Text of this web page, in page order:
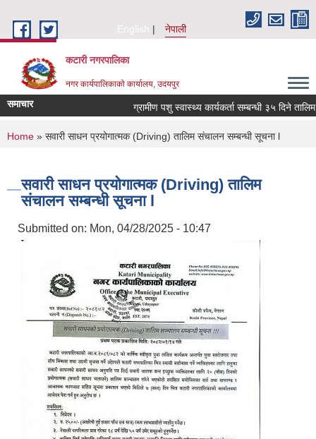
English
नेपाली
कटारी नगरपालिका
नगर कार्यपालिकाको कार्यालय, उदयपुर
समाचार ग्रामीण पशु स्वास्थ्य कार्यकर्ता सम्बन्धी ३५ दिने
You are here
Home » सवारी साधन प्रयोगात्मक (Driving) तालिम संचालन सम्बन्धी सूचना l
सवारी साधन प्रयोगात्मक (Driving) तालिम
संचालन सम्बन्धी सूचना l
Submitted on: Mon, 04/28/2025 - 10:47